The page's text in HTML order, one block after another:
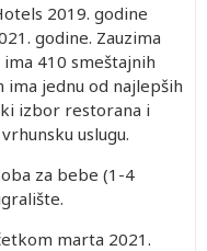
2019. godine
godine. Zauzima
410 smeštajnih
ima jednu od najlepših
izbor restorana i
uslugu.
za bebe (1-4
marta 2021.